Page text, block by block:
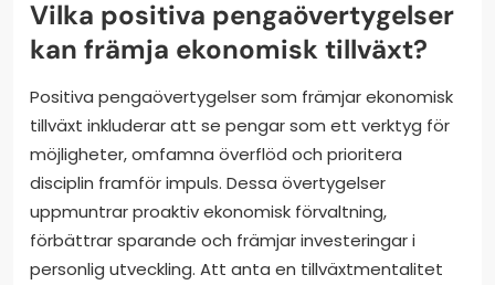
Vilka positiva pengaövertygelser
kan främja ekonomisk tillväxt?
Positiva pengaövertygelser som främjar ekonomisk
tillväxt inkluderar att se pengar som ett verktyg för
möjligheter, omfamna överflöd och prioritera
disciplin framför impuls. Dessa övertygelser
uppmuntrar proaktiv ekonomisk förvaltning,
förbättrar sparande och främjar investeringar i
personlig utveckling. Att anta en tillväxtmentalitet